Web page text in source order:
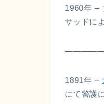
1960年 –
サッドに
1891年 –
にて警護